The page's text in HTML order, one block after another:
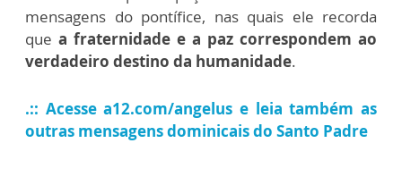
mensagens do pontífice, nas quais ele recorda
que a fraternidade e a paz correspondem ao
verdadeiro destino da humanidade.
.:: Acesse a12.com/angelus e leia também as
outras mensagens dominicais do Santo Padre